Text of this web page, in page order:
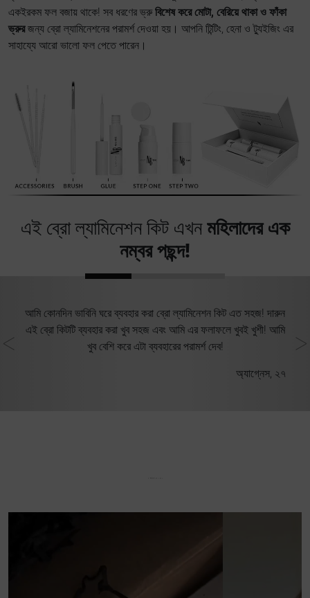
একইরকম ফল বজায় থাকে! সব ধরণের ভ্রুবিশেষ করে মোটা, বেরিয়ে থাকা ও ফাঁকা
ভ্রুরজন্য ব্রো ল্যামিনেশনের পরামর্শ দেওয়া হয়। আপনি টিন্টিং, হেনা ও ট্যুইজিং এর
সাহায্যে আরো ভালো ফল পেতে পারেন।
এই ব্রো ল্যামিনেশন কিট এখনমহিলাদের এক
নম্বর পছন্দ!
আমি কোনদিন ভাবিনি ঘরে ব্যবহার করা ব্রো ল্যামিনেশন কিট এত সহজ! দারুন
এই ব্রো কিটটি ব্যবহার করা খুব সহজ এবং আমি এর ফলাফলে খুবই খুশী! আমি
খুব বেশি করে এটা ব্যবহারের পরামর্শ দেব!
অ্যাগ্নেস, ২৭